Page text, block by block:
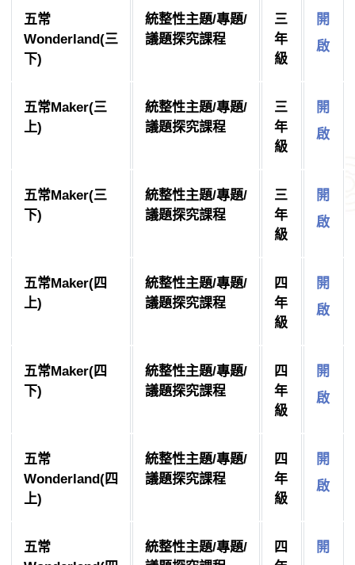
五常
Wonderland(三
下)
統整性主題/專題/
議題探究課程
三
年
級
開
啟
五常Maker(三
上)
統整性主題/專題/
議題探究課程
三
年
級
開
啟
五常Maker(三
下)
統整性主題/專題/
議題探究課程
三
年
級
開
啟
五常Maker(四
上)
統整性主題/專題/
議題探究課程
四
年
級
開
啟
五常Maker(四
下)
統整性主題/專題/
議題探究課程
四
年
級
開
啟
五常
Wonderland(四
上)
統整性主題/專題/
議題探究課程
四
年
級
開
啟
五常
統整性主題/專題/
四
開